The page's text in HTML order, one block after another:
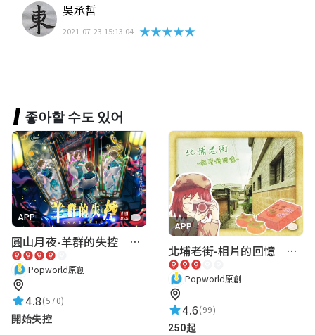
吳承哲
2021-07-23 15:13:04 ★★★★★
좋아할 수도 있어
APP
圓山月夜-羊群的失控｜圓山飯店 ARG實境解謎遊戲
Popworld原創
4.8(570)
開始失控
APP
北埔老街-相片的回憶｜新竹老街城市解謎
Popworld原創
4.6(99)
250起